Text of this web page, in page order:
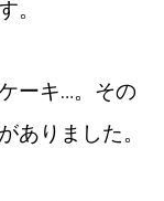
。
ーキ…。その
ありました。